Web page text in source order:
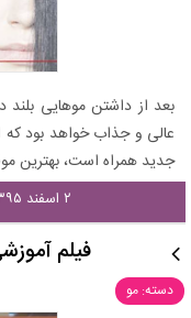
بعد از داشتن موهایی بلند
عالی و جذاب خواهد بود که
جدید همراه است، بهترین
۲ اسفند ۱۳۹۵ - ۱۰:۵۳
فیلم
دسته: مو